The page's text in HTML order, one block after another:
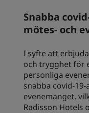
Snabba
mötes- och
I syfte att
och trygghet för
personliga
snabba covid-
evenemanget,
Radisson Hotels